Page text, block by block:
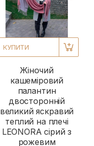
КУПИТИ
Жіночий
кашеміровий
палантин
двосторонній
великий яскравий
теплий на плечі
LEONORA сірий з
рожевим